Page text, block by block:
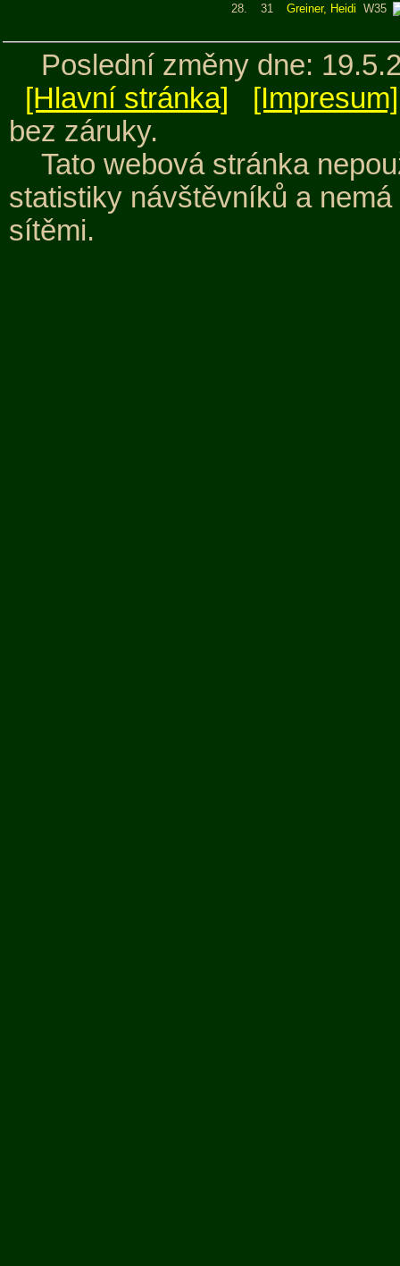
28. 31 Greiner, Heidi W35
Poslední změny dne:
[Hlavní stránka]
[Impresum]
bez záruky.
Tato webová stránka
statistiky návštěvníků a
sítěmi.